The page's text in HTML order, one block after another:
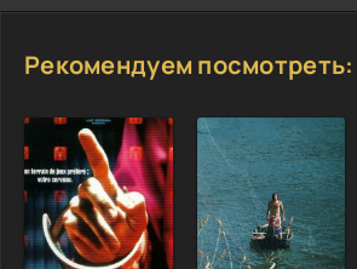
Рекомендуем посмотреть: